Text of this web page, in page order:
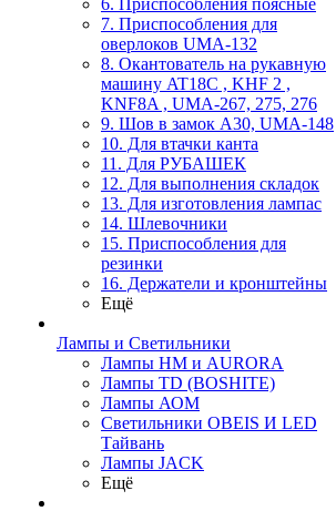
6. Приспособления поясные
7. Приспособления для
оверлоков UMA-132
8. Окантователь на рукавную
машину AT18C , KHF 2 ,
KNF8A , UMA-267, 275, 276
9. Шов в замок А30, UMA-148
10. Для втачки канта
11. Для РУБАШЕК
12. Для выполнения складок
13. Для изготовления лампас
14. Шлевочники
15. Приспособления для
резинки
16. Держатели и кронштейны
Ещё
Лампы и Светильники
Лампы HM и AURORA
Лампы TD (BOSHITE)
Лампы АОМ
Светильники OBEIS И LED
Тайвань
Лампы JACK
Ещё